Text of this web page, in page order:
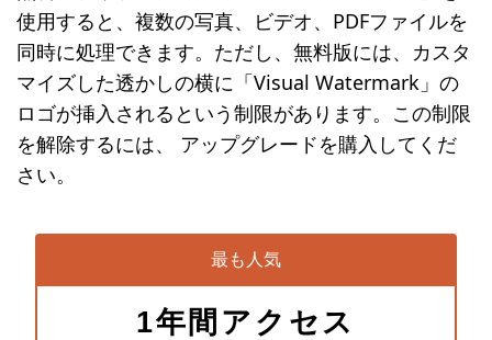
オンラインで画像を切り抜く
写真を圧縮する
オンラインで画像サイズを変更する
動画にロゴを追加する
JPGに変換する
使用すると、複数の写真、ビデオ、PDFファイルを
同時に処理できます。ただし、無料版には、カスタ
マイズした透かしの横に「Visual Watermark」の
ロゴが挿入されるという制限があります。この制限
を解除するには、 アップグレードを購入してくだ
さい。
最も人気
1年間アクセス